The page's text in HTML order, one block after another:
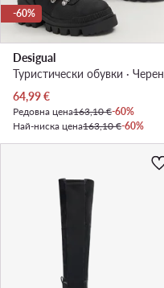
-60%
Desigual
Туристически oбувки · Черен
Актуална цена
64,99€
Редовна цена163,10 €-60%
Най-ниска цена163,10 €-60%